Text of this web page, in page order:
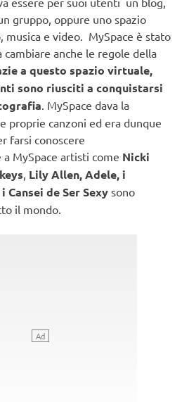
gruppo, oppure uno spazio
e video. MySpace è stato
cambiare anche le regole della
a questo spazio virtuale,
sono riusciti a conquistarsi
. MySpace dava la
proprie canzoni ed era dunque
farsi conoscere
MySpace artisti come Nicki
Lily Allen, Adele, i
Cansei de Ser Sexy sono
il mondo.